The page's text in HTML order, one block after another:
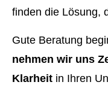
finden die Lösung,
Gute Beratung
nehmen wir uns
Klarheit in Ihren